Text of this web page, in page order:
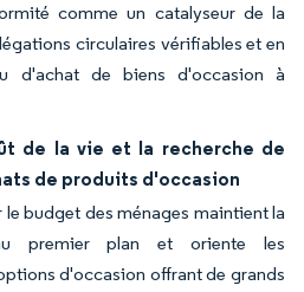
comme un catalyseur de la
circulaires vérifiables et en
d'achat de biens d'occasion à
de la vie et la recherche de
de produits d'occasion
budget des ménages maintient la
premier plan et oriente les
d'occasion offrant de grands